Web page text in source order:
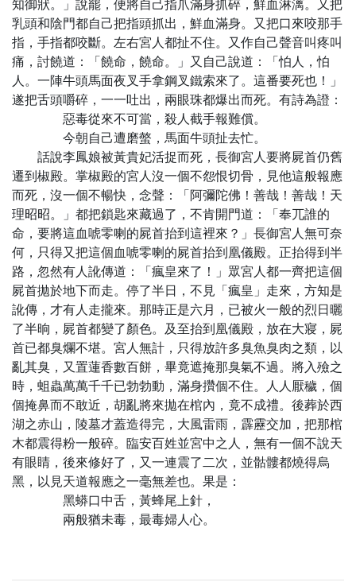
知御狀。」說罷，便將自己指爪滿身抓碎，鮮血淋漓。又把
乳頭和陰門都自己把指頭抓出，鮮血滿身。又把口來咬那手
指，手指都咬斷。左右宮人都扯不住。又作自己聲音叫疼叫
痛，討饒道：「饒命，饒命。」又自己說道：「怕人，怕
人。一陣牛頭馬面夜叉手拿鋼叉鐵索來了。這番要死也！」
遂把舌頭嚼碎，一一吐出，兩眼珠都爆出而死。有詩為證：
惡毒從來不可當，殺人截手報難償。
今朝自己遭磨螫，馬面牛頭扯去忙。
話說李鳳娘被黃貴妃活捉而死，長御宮人要將屍首仍舊
遷到椒殿。掌椒殿的宮人沒一個不怨恨切骨，見他這般報應
而死，沒一個不暢快，念聲：「阿彌陀佛！善哉！善哉！天
理昭昭。」都把鎖匙來藏過了，不肯開門道：「奉兀誰的
命，要將這血唬零喇的屍首抬到這裡來？」長御宮人無可奈
何，只得又把這個血唬零喇的屍首抬到凰儀殿。正抬得到半
路，忽然有人訛傳道：「瘋皇來了！」眾宮人都一齊把這個
屍首拋於地下而走。停了半日，不見「瘋皇」走來，方知是
訛傳，才有人走攏來。那時正是六月，已被火一般的烈日曬
了半晌，屍首都變了顏色。及至抬到凰儀殿，放在大寢，屍
首已都臭爛不堪。宮人無計，只得放許多臭魚臭肉之類，以
亂其臭，又置蓮香數百餅，畢竟遮掩那臭氣不過。將入殮之
時，蛆蟲萬萬千千已勃勃動，滿身攢個不住。人人厭穢，個
個掩鼻而不敢近，胡亂將來拋在棺內，竟不成禮。後葬於西
湖之赤山，陵墓才蓋造得完，大風雷雨，霹靂交加，把那棺
木都震得粉一般碎。臨安百姓並宮中之人，無有一個不說天
有眼睛，後來修好了，又一連震了二次，並骷髏都燒得烏
黑，以見天道報應之一毫無差也。果是：
黑蟒口中舌，黃蜂尾上針，
兩般猶未毒，最毒婦人心。